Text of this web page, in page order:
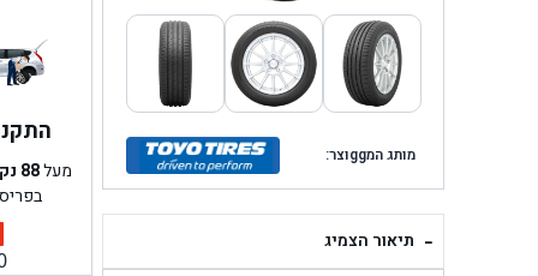
מותג המggוצר:
- תיאור הצמיג
מעל88